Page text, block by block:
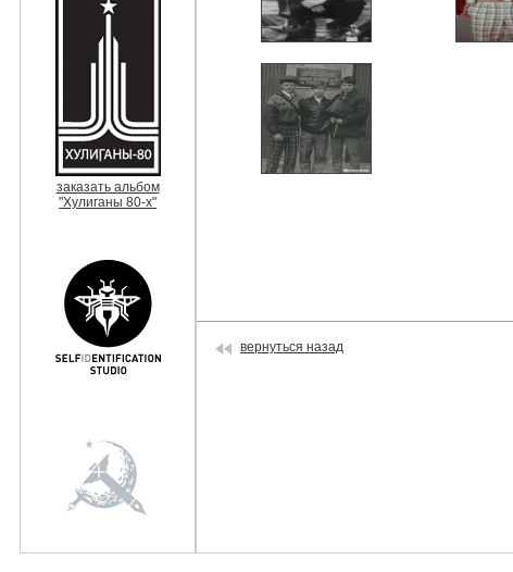
заказать альбом
"Хулиганы 80-х"
вернуться назад